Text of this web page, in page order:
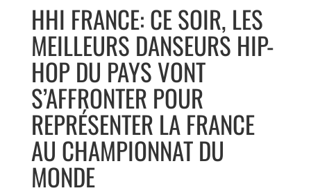
HHI FRANCE: CE SOIR, LES
MEILLEURS DANSEURS HIP-
HOP DU PAYS VONT
S’AFFRONTER POUR
REPRÉSENTER LA FRANCE
AU CHAMPIONNAT DU
MONDE